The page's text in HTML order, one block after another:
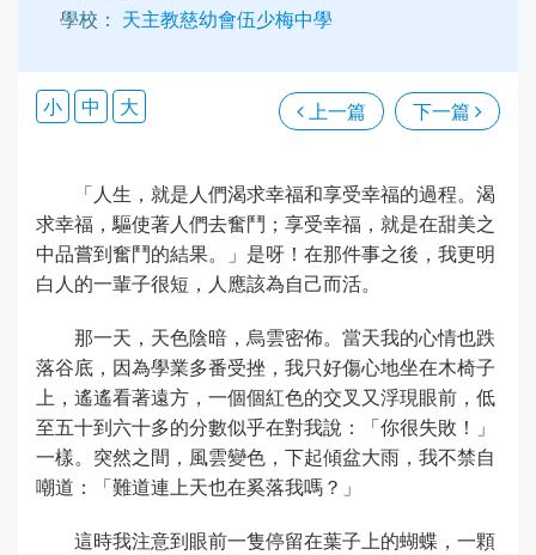
學校： 天主教慈幼會伍少梅中學
上一篇 下一篇
小 中 大
「人生，就是人們渴求幸福和享受幸福的過程。渴
求幸福，驅使著人們去奮鬥；享受幸福，就是在甜美之
中品嘗到奮鬥的結果。」是呀！在那件事之後，我更明
白人的一輩子很短，人應該為自己而活。
那一天，天色陰暗，烏雲密佈。當天我的心情也跌
落谷底，因為學業多番受挫，我只好傷心地坐在木椅子
上，遙遙看著遠方，一個個紅色的交叉又浮現眼前，低
至五十到六十多的分數似乎在對我說：「你很失敗！」
一樣。突然之間，風雲變色，下起傾盆大雨，我不禁自
嘲道：「難道連上天也在奚落我嗎？」
這時我注意到眼前一隻停留在葉子上的蝴蝶，一顆